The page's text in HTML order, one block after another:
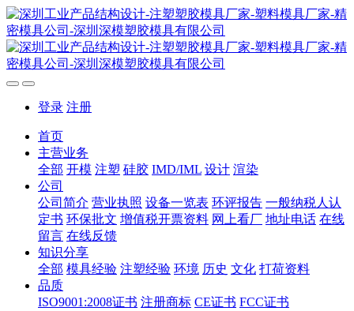
登录 注册
首页
主营业务
全部 开模 注塑 硅胶 IMD/IML 设计 渲染
公司
公司简介 营业执照 设备一览表 环评报告 一般纳税人认
定书 环保批文 增值税开票资料 网上看厂 地址电话 在线
留言 在线反馈
知识分享
全部 模具经验 注塑经验 环境 历史 文化 打荷资料
品质
ISO9001:2008证书 注册商标 CE证书 FCC证书